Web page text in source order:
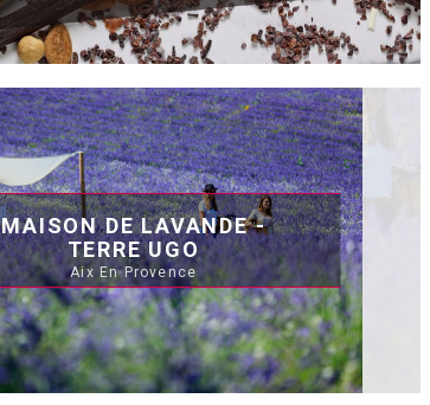
MAISON DE LAVANDE -
TERRE UGO
Aix En Provence